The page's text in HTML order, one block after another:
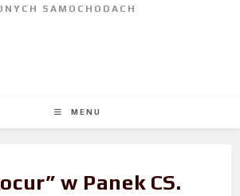
MENU
w Panek CS.